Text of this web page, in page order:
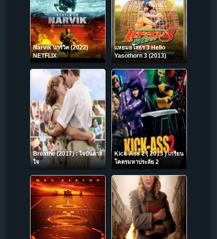
Narvik นาร์วิค (2022)
NETFLIX
แหยมยโสธร 3 Hello
Yasothorn 3 (2013)
Breathe (2017) : ใจบันดาล
ใจ
Kick-Ass 2 ( 2013 ) เกรียน
โคตรมหาประลัย 2